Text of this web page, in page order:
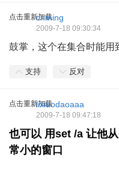
点击重新加载
chming
2009-7-18 09:30:34
鼓掌，这个在集合时能用
支持 反对
点击重新加载lixiaodaoaaa
2009-7-18 09:47:18
也可以 用set /a 让他
常小的窗口